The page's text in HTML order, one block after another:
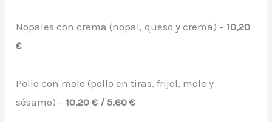
Nopales con crema (nopal, queso y crema) – 10,20
€
Pollo con mole (pollo en tiras, frijol, mole y
sésamo) – 10,20 € / 5,60 €